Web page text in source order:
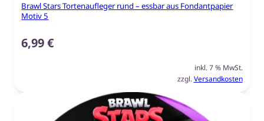
Brawl Stars Tortenaufleger rund – essbar aus Fondantpapier
Motiv 5
6,99€
inkl. 7 % MwSt.
zzgl.Versandkosten